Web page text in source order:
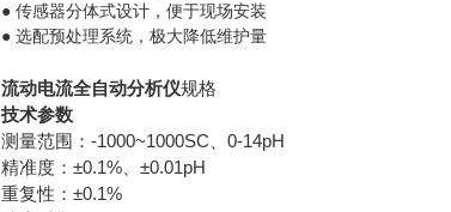
● 传感器分体式设计，便于现场安装
● 选配预处理系统，极大降低维护量
流动电流全自动分析仪规格
技术参数
测量范围： -1000~1000SC、0-14pH
精准度： ±0.1%、±0.01pH
重复性： ±0.1%